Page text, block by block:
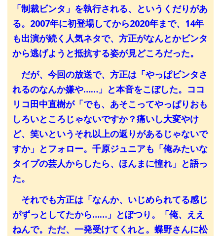
「制裁ビンタ」を執行される、というくだりがあ
る。2007年に初登場してから2020年まで、14年
も出演が続く人気ネタで、方正がなんとかビンタ
から逃げようと抵抗する姿が見どころだった。
だが、今回の放送で、方正は「やっぱビンタさ
れるのなんか嫌や……」と本音をこぼした。ココ
リコ田中直樹が「でも、あそこってやっぱりおも
しろいところじゃないですか？痛いし大変やけ
ど、笑いというそれ以上の返りがあるじゃないで
すか」とフォロー。千原ジュニアも「俺みたいな
タイプの芸人からしたら、ほんまに憧れ」と語っ
た。
それでも方正は「なんか、いじめられてる感じ
がずっとしてたから……」とぽつり。「俺、ええ
ねんで。ただ、一発受けてくれと。蝶野さんに松